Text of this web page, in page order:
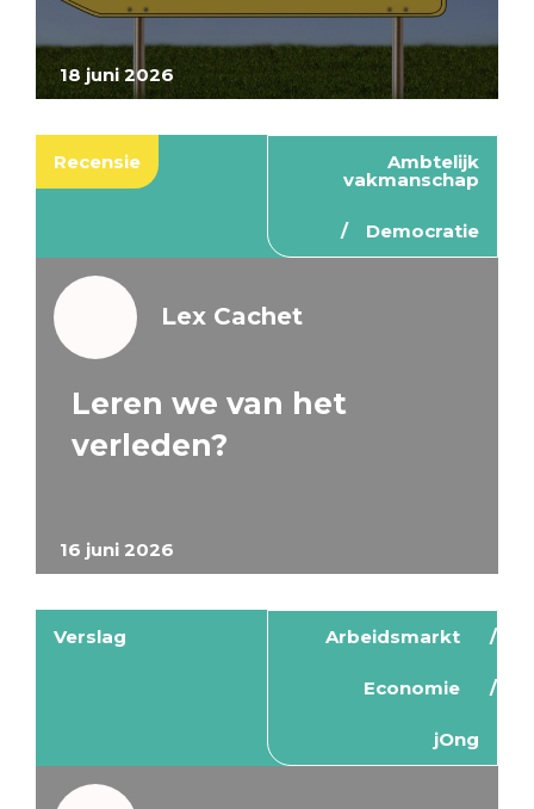
18 juni 2026
Recensie Ambtelijk
vakmanschap
Democratie
16 juni 2026
Lex Cachet
Leren we van het
verleden?
Verslag Arbeidsmarkt
Economie
jOng